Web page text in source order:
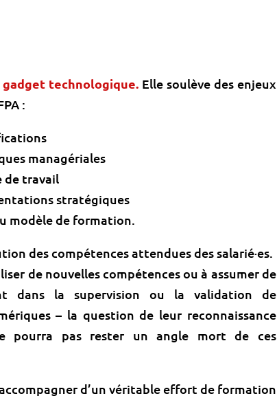
technologique.Elle soulève des enjeux
:
managériales
de travail
stratégiques
modèle de formation.
des compétences attendues des salarié·es.
de nouvelles compétences ou à assumer de
dans la supervision ou la validation de
– la question de leur reconnaissance
pourra pas rester un angle mort de ces
d’un véritable effort de formation